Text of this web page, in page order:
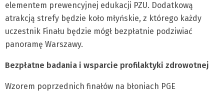
elementem prewencyjnej edukacji PZU. Dodatkową
atrakcją strefy będzie koło młyńskie, z którego każdy
uczestnik Finału będzie mógł bezpłatnie podziwiać
panoramę Warszawy.
Bezpłatne badania i wsparcie profilaktyki zdrowotnej
Wzorem poprzednich finałów na błoniach PGE